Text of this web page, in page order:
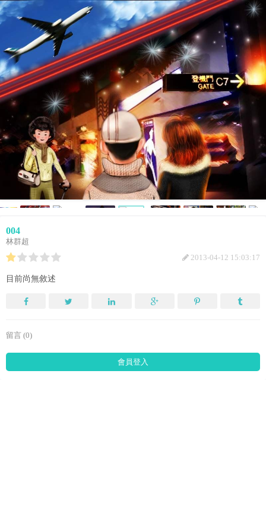
004
林群超
2013-04-12 15:03:17
目前尚無敘述
留言 (0)
會員登入